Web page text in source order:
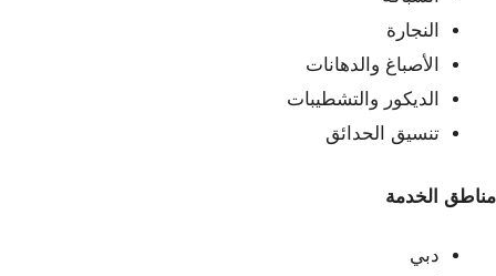
النجارة
الأصباغ والدهانات
الديكور والتشطيبات
تنسيق الحدائق
مناطق الخدمة
دبي